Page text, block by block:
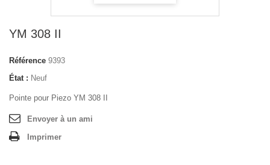
YM 308 II
Référence 9393
État : Neuf
Pointe pour Piezo YM 308 II
Envoyer à un ami
Imprimer